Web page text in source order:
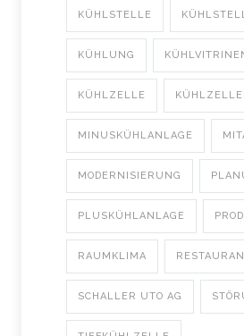
KÜHLSTELLE
KÜHLUNG
KÜHLZELLE
MINUSKÜHLANLAGE
MODERNISIERUNG
PLUSKÜHLANLAGE
RAUMKLIMA
SCHALLER UTO AG